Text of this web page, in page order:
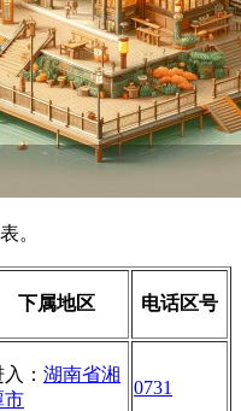
。
下属地区 电话区号
： 湖南省湘
市
0731